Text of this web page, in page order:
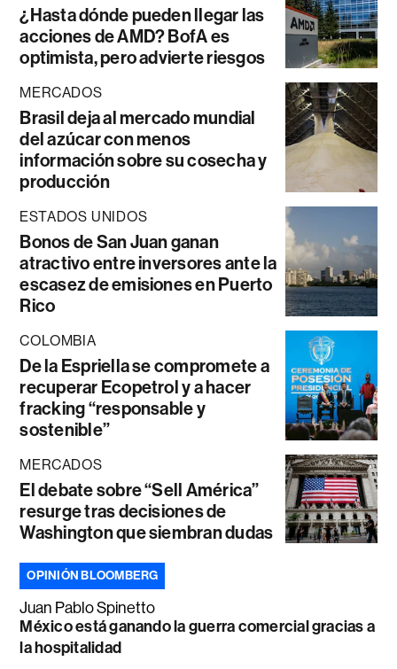
¿Hasta dónde pueden llegar las
acciones de AMD? BofA es
optimista, pero advierte riesgos
MERCADOS
Brasil deja al mercado mundial
del azúcar con menos
información sobre su cosecha y
producción
ESTADOS UNIDOS
Bonos de San Juan ganan
atractivo entre inversores ante la
escasez de emisiones en Puerto
Rico
COLOMBIA
De la Espriella se compromete a
recuperar Ecopetrol y a hacer
fracking “responsable y
sostenible”
MERCADOS
El debate sobre “Sell América”
resurge tras decisiones de
Washington que siembran dudas
OPINIÓN BLOOMBERG
Juan Pablo Spinetto
México está ganando la guerra comercial gracias a
la hospitalidad